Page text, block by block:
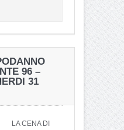
96 –
31
LA CENA DI